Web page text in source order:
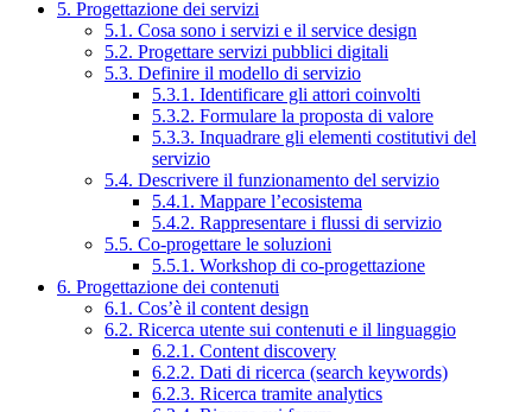
5. Progettazione dei servizi
5.1. Cosa sono i servizi e il service design
5.2. Progettare servizi pubblici digitali
5.3. Definire il modello di servizio
5.3.1. Identificare gli attori coinvolti
5.3.2. Formulare la proposta di valore
5.3.3. Inquadrare gli elementi costitutivi del
servizio
5.4. Descrivere il funzionamento del servizio
5.4.1. Mappare l’ecosistema
5.4.2. Rappresentare i flussi di servizio
5.5. Co-progettare le soluzioni
5.5.1. Workshop di co-progettazione
6. Progettazione dei contenuti
6.1. Cos’è il content design
6.2. Ricerca utente sui contenuti e il linguaggio
6.2.1. Content discovery
6.2.2. Dati di ricerca (search keywords)
6.2.3. Ricerca tramite analytics